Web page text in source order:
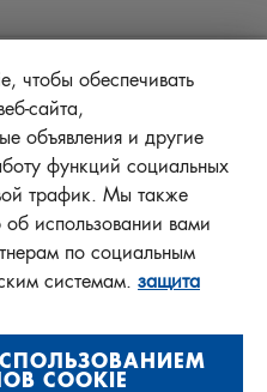
POLAND
чтобы обеспечивать
сайта,
объявления и другие
функций социальных
трафик. Мы также
использовании вами
по социальным
системам. защита
COOKIE